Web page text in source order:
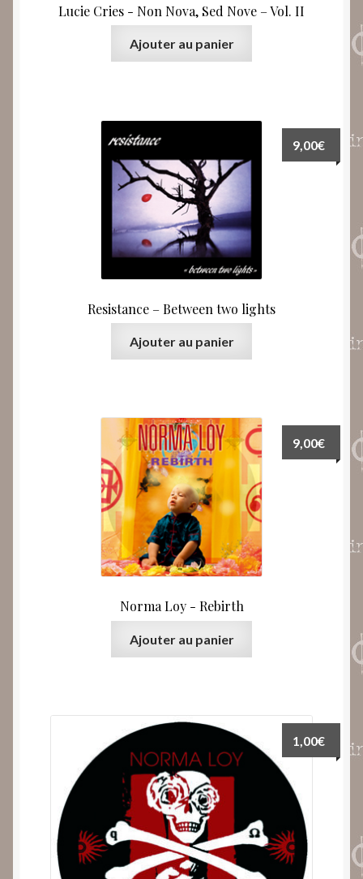
Lucie Cries ‎- Non Nova, Sed Nove – Vol. II
Ajouter au panier
Resistance – Between two lights
9,00€
Ajouter au panier
Norma Loy ‎- Rebirth
9,00€
Ajouter au panier
1,00€